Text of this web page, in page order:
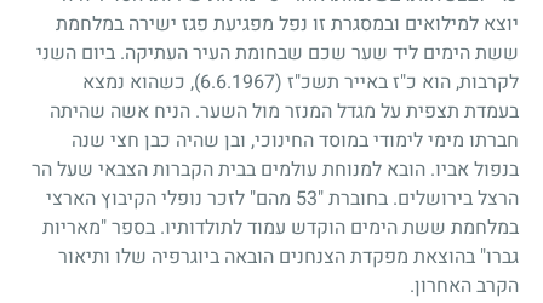
יוצא למילואים ובמסגרת זו נפל מפגיעת פגז ישירה במלחמת
ששת הימים ליד שער שכם שבחומת העיר העתיקה. ביום השני
לקרבות, הוא כ"ז באייר תשכ"ז (6.6.1967)
, כשהוא נמצא
בעמדת תצפית על מגדל המנזר מול השער. הניח אשה שהיתה
חברתו מימי לימודי במוסד החינוכי, ובן שהיה כבן חצי שנה
בנפול אביו. הובא למנוחת עולמים בבית הקברות הצבאי שעל הר
הרצל בירושלים. בחוברת53" מהם" לזכר נופלי הקיבוץ הארצי
במלחמת ששת הימים הוקדש עמוד לתולדותיו. בספר "מאריות
גברו" בהוצאת מפקדת הצנחנים הובאה ביוגרפיה שלו ותיאור
הקרב האחרון.